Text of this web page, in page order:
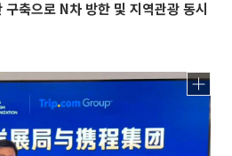
축으로 N차 방한 및 지역관광 동시